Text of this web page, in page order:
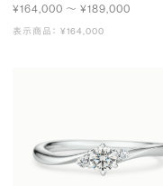
¥164,000 〜 ¥189,000
表示商品： ¥164,000